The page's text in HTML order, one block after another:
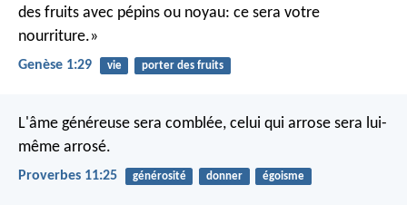
des fruits avec pépins ou noyau: ce sera votre
nourriture.»
Genèse 1:29 vie porter des fruits
L'âme généreuse sera comblée, celui qui arrose sera lui-
même arrosé.
Proverbes 11:25 générosité donner égoisme